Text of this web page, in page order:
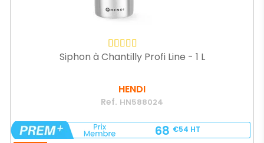
Siphon à Chantilly Profi Line - 1 L
HENDI
Ref. HN588024
68 €54 HT